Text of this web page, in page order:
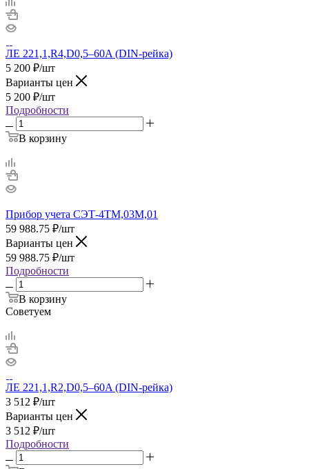
ЛЕ 221,1,R4,D0,5–60A (DIN-рейка)
5 200 ₽/шт
Варианты цен
5 200 ₽/шт
Подробности
В корзину
Прибор учета СЭТ-4ТМ,03М,01
59 988.75 ₽/шт
Варианты цен
59 988.75 ₽/шт
Подробности
В корзину
Советуем
ЛЕ 221,1,R2,D0,5–60A (DIN-рейка)
3 512 ₽/шт
Варианты цен
3 512 ₽/шт
Подробности